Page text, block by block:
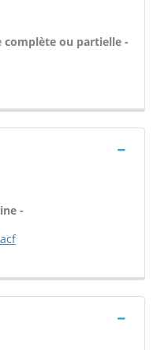
complète ou partielle -
-